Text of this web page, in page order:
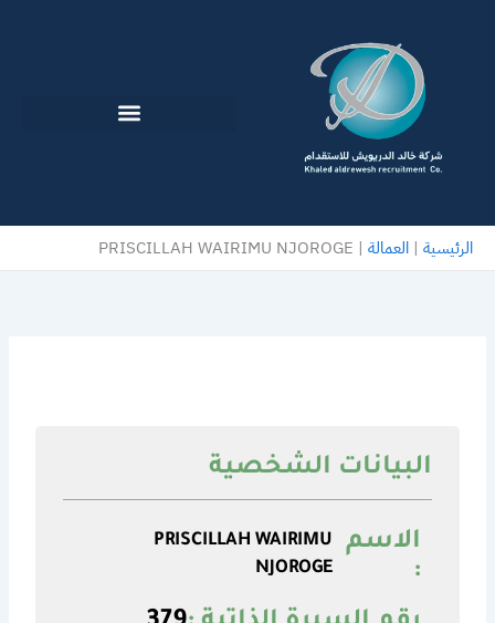
الرئيسية | العمالة |
PRISCILLAH WAIRIMU NJOROGE
البيانات الشخصية
الاسم
:
PRISCILLAH WAIRIMU
NJOROGE